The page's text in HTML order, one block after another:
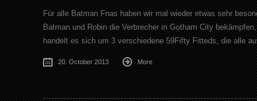
Für alle Batman Fnas haben wir mal wieder etwas sehr
Batman und Robin die Verbrecher in Gotham City
handelt es sich um 3 verschiedene 59Fifty Fitteds, die alle
20. October 2013 More